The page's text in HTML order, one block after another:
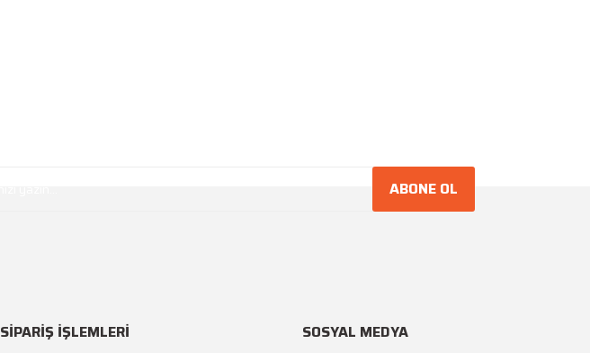
ABONE OL
SİPARİŞ İŞLEMLERİ SOSYAL MEDYA